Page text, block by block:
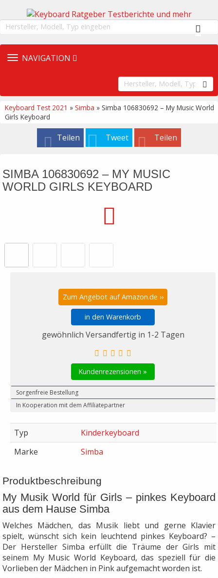
TOGGLE
NAVIGATION
Keyboard Test 2021 » Simba » Simba 106830692 – My Music World
Girls Keyboard
Teilen Tweet Teilen
SIMBA 106830692 – MY MUSIC
WORLD GIRLS KEYBOARD
Zum Angebot auf Amazon.de ››
in den Warenkorb
gewöhnlich Versandfertig in 1-2 Tagen
Kundenrezensionen »
Sorgenfreie Bestellung
In Kooperation mit dem Affiliatepartner
Typ
Kinderkeyboard
Marke
Simba
Produktbeschreibung
My Musik World für Girls – pinkes Keyboard
aus dem Hause Simba
Welches Mädchen, das Musik liebt und gerne Klavier
spielt, wünscht sich kein leuchtend pinkes Keyboard? –
Der Hersteller Simba erfüllt die Träume der Girls mit
seinem My Music World Keyboard, das speziell für die
Vorlieben der Mädchen in Pink aufgemacht worden ist.